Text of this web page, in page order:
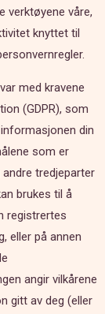
verktøyene våre,
knyttet til
med kravene
(GDPR), som
din
som er
tredjeparter
brukes til å
registrertes
eller på annen
angir vilkårene
gitt av deg (eller